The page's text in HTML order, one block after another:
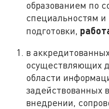
образованием по
специальностям
подготовки,
в
осуществляющих
области
задействованных
внедрении,